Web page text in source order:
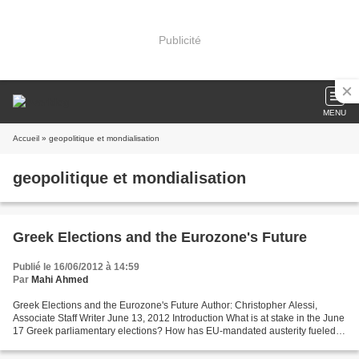
Publicité
MENU
Accueil » geopolitique et mondialisation
geopolitique et mondialisation
Greek Elections and the Eurozone's Future
Publié le 16/06/2012 à 14:59
Par Mahi Ahmed
Greek Elections and the Eurozone's Future Author: Christopher Alessi,
Associate Staff Writer June 13, 2012 Introduction What is at stake in the June
17 Greek parliamentary elections? How has EU-mandated austerity fueled